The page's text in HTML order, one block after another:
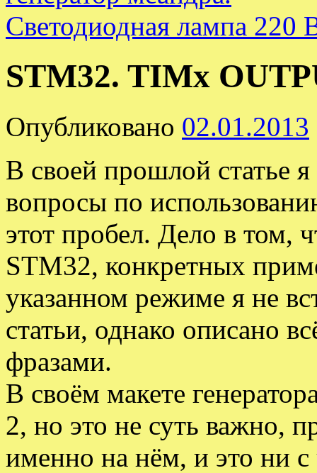
Светодиодная лампа 220
STM32. TIMx
Опубликовано 02.01.2013
В своей прошлой статье
вопросы по
этот пробел. Дело в том,
STM32, конкретных
указанном режиме я не
статьи, однако описано
фразами.
В своём макете
2, но это не суть важно,
именно на нём, и это ни с